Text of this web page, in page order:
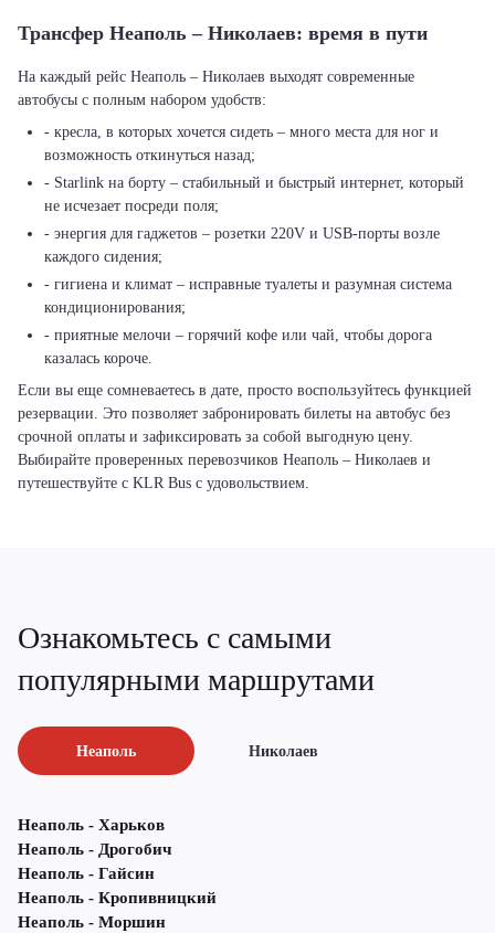
Трансфер Неаполь – Николаев: время в пути
На каждый рейс Неаполь – Николаев выходят современные
автобусы с полным набором удобств:
- кресла, в которых хочется сидеть – много места для ног и
возможность откинуться назад;
- Starlink на борту – стабильный и быстрый интернет, который
не исчезает посреди поля;
- энергия для гаджетов – розетки 220V и USB-порты возле
каждого сидения;
- гигиена и климат – исправные туалеты и разумная система
кондиционирования;
- приятные мелочи – горячий кофе или чай, чтобы дорога
казалась короче.
Если вы еще сомневаетесь в дате, просто воспользуйтесь функцией
резервации. Это позволяет забронировать билеты на автобус без
срочной оплаты и зафиксировать за собой выгодную цену.
Выбирайте проверенных перевозчиков Неаполь – Николаев и
путешествуйте с KLR Bus с удовольствием.
Ознакомьтесь с самыми
популярными маршрутами
Неаполь Николаев
Неаполь - Харьков
Неаполь - Дрогобич
Неаполь - Гайсин
Неаполь - Кропивницкий
Неаполь - Моршин